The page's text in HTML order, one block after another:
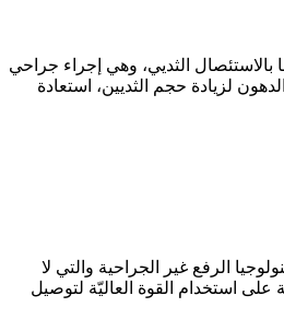
بالاستئصال الثديي، وهي إجراء جراحي
لزيادة حجم الثديين، استعادة
الرفع غير الجراحية والتي لا
على استخدام القوة العاليّة لتوصيل